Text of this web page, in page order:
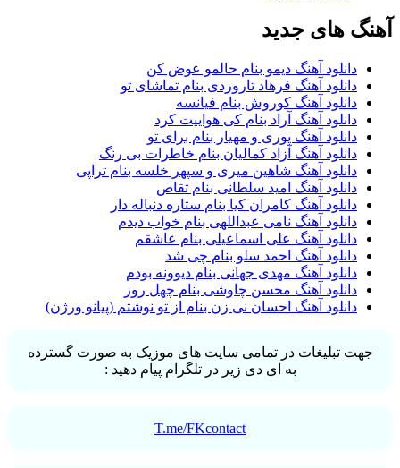
آهنگ های جدید
دانلود آهنگ دیمو بنام حالمو عوض کن
دانلود آهنگ فرهاد تاروردی بنام تماشای تو
دانلود آهنگ کوروش بنام فیانسه
دانلود آهنگ آراد بنام کی هواییت کرد
دانلود آهنگ پوری و مهیار بنام برای تو
دانلود آهنگ آزاد کمالیان بنام خاطرات بی رنگ
دانلود آهنگ شاهین میری و سپهر خلسه بنام تراپی
دانلود آهنگ امید سلطانی بنام تقاص
دانلود آهنگ کامران کیا بنام ستاره دنباله دار
دانلود آهنگ نامی عبداللهی بنام خواب دیدم
دانلود آهنگ علی اسماعیلی بنام عاشقم
دانلود آهنگ احمد سلو بنام چی شد
دانلود آهنگ مهدی جهانی بنام دیوونه بودم
دانلود آهنگ محسن چاوشی بنام چهل روز
دانلود آهنگ احسان نی زن بنام از تو نوشتم (پیانو ورژن)
جهت تبلیغات در تمامی سایت های موزیک به صورت گسترده
به ای دی زیر در تلگرام پیام دهید :
T.me/FKcontact